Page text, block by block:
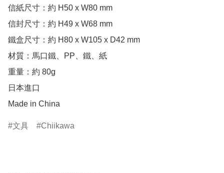
信紙尺寸：約 H50 x W80 mm
信封尺寸：約 H49 x W68 mm
鐵盒尺寸：約 H80 x W105 x D42 mm
材質：馬口鐵、PP、鐵、紙
重量：約 80g
日本進口
Made in China
文具 Chiikawa